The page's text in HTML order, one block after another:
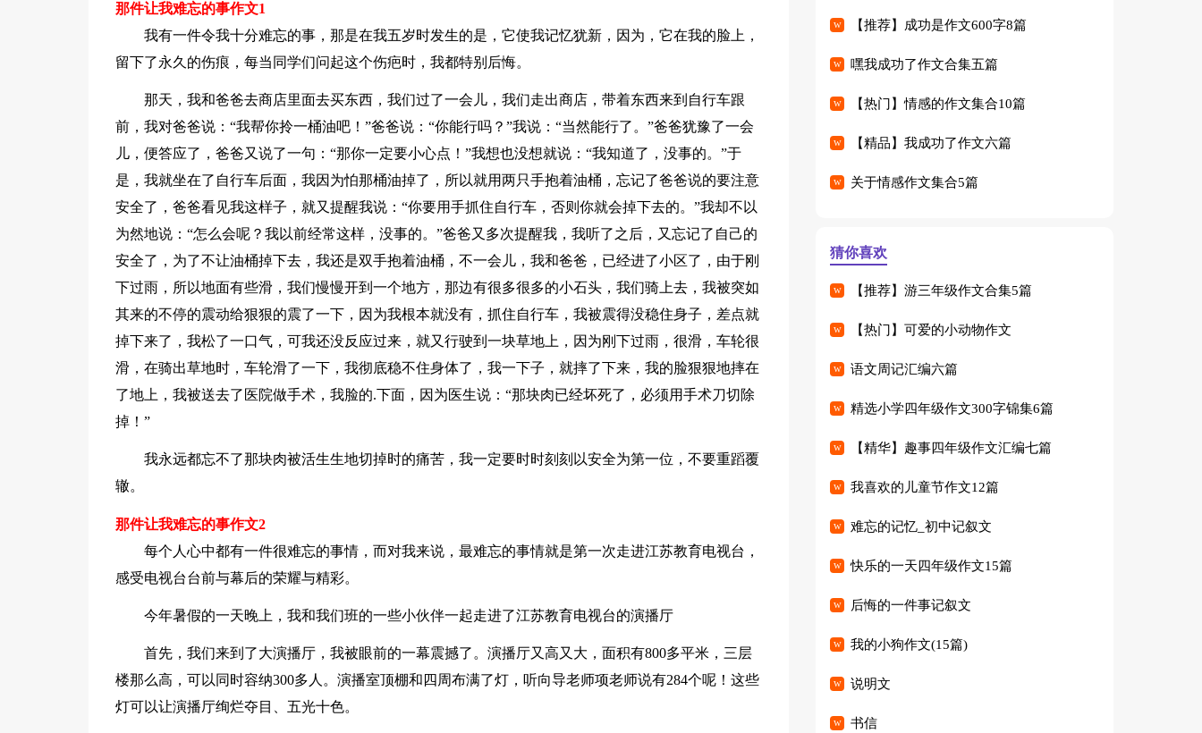
那件让我难忘的事作文1
我有一件令我十分难忘的事，那是在我五岁时发生的是，它使我记忆犹新，因为，它在我的脸上，
留下了永久的伤痕，每当同学们问起这个伤疤时，我都特别后悔。
那天，我和爸爸去商店里面去买东西，我们过了一会儿，我们走出商店，带着东西来到自行车跟
前，我对爸爸说：“我帮你拎一桶油吧！”爸爸说：“你能行吗？”我说：“当然能行了。”爸爸犹豫了一会
儿，便答应了，爸爸又说了一句：“那你一定要小心点！”我想也没想就说：“我知道了，没事的。”于
是，我就坐在了自行车后面，我因为怕那桶油掉了，所以就用两只手抱着油桶，忘记了爸爸说的要注意
安全了，爸爸看见我这样子，就又提醒我说：“你要用手抓住自行车，否则你就会掉下去的。”我却不以
为然地说：“怎么会呢？我以前经常这样，没事的。”爸爸又多次提醒我，我听了之后，又忘记了自己的
安全了，为了不让油桶掉下去，我还是双手抱着油桶，不一会儿，我和爸爸，已经进了小区了，由于刚
下过雨，所以地面有些滑，我们慢慢开到一个地方，那边有很多很多的小石头，我们骑上去，我被突如
其来的不停的震动给狠狠的震了一下，因为我根本就没有，抓住自行车，我被震得没稳住身子，差点就
掉下来了，我松了一口气，可我还没反应过来，就又行驶到一块草地上，因为刚下过雨，很滑，车轮很
滑，在骑出草地时，车轮滑了一下，我彻底稳不住身体了，我一下子，就摔了下来，我的脸狠狠地摔在
了地上，我被送去了医院做手术，我脸的.下面，因为医生说：“那块肉已经坏死了，必须用手术刀切除
掉！”
我永远都忘不了那块肉被活生生地切掉时的痛苦，我一定要时时刻刻以安全为第一位，不要重蹈覆
辙。
那件让我难忘的事作文2
每个人心中都有一件很难忘的事情，而对我来说，最难忘的事情就是第一次走进江苏教育电视台，
感受电视台台前与幕后的荣耀与精彩。
今年暑假的一天晚上，我和我们班的一些小伙伴一起走进了江苏教育电视台的演播厅
首先，我们来到了大演播厅，我被眼前的一幕震撼了。演播厅又高又大，面积有800多平米，三层
楼那么高，可以同时容纳300多人。演播室顶棚和四周布满了灯，听向导老师项老师说有284个呢！这些
灯可以让演播厅绚烂夺目、五光十色。
【推荐】成功是作文600字8篇
嘿我成功了作文合集五篇
【热门】情感的作文集合10篇
【精品】我成功了作文六篇
关于情感作文集合5篇
猜你喜欢
【推荐】游三年级作文合集5篇
【热门】可爱的小动物作文
语文周记汇编六篇
精选小学四年级作文300字锦集6篇
【精华】趣事四年级作文汇编七篇
我喜欢的儿童节作文12篇
难忘的记忆_初中记叙文
快乐的一天四年级作文15篇
后悔的一件事记叙文
我的小狗作文(15篇)
说明文
书信